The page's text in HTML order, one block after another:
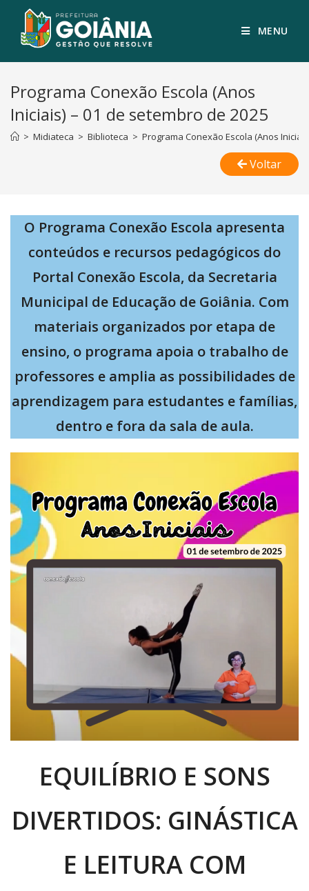
MENU
Programa Conexão Escola (Anos
Iniciais) – 01 de setembro de 2025
> Midiateca > Biblioteca > Programa Conexão Escola (Anos
Voltar
O Programa Conexão Escola apresenta
conteúdos e recursos pedagógicos do
Portal Conexão Escola, da Secretaria
Municipal de Educação de Goiânia. Com
materiais organizados por etapa de
ensino, o programa apoia o trabalho de
professores e amplia as possibilidades de
aprendizagem para estudantes e famílias,
dentro e fora da sala de aula.
EQUILÍBRIO E SONS
DIVERTIDOS: GINÁSTICA
E LEITURA COM